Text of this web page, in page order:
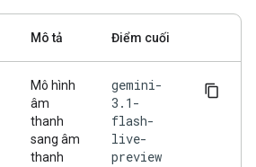
Mô tả Điểm cuối
Mô hình
âm
thanh
sang âm
thanh
gemini-
3.1-
flash-
live-
preview